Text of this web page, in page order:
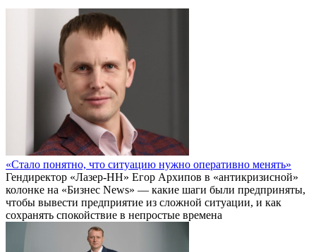
«Стало понятно, что ситуацию нужно оперативно менять»
Гендиректор «Лазер-НН» Егор Архипов в «антикризисной»
колонке на «Бизнес News» — какие шаги были предприняты,
чтобы вывести предприятие из сложной ситуации, и как
сохранять спокойствие в непростые времена